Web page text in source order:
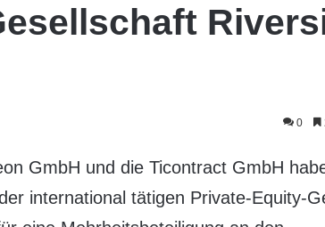
0
GmbH und die Ticontract GmbH
international tätigen Private-Equity-